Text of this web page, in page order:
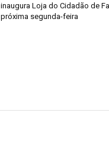
inaugura Loja do Cidadão de
próxima segunda-feira